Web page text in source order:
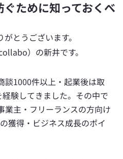
ために知っておくべ
とうございます。
）の新井です。
談1000件以上・起業後は取
験してきました。その中で
業主・フリーランスの方向け
獲得・ビジネス成長のポイ